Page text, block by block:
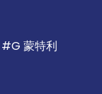
蒙特利